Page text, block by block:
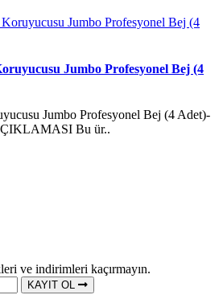
Jumbo Profesyonel Bej (4
Jumbo Profesyonel Bej (4 Adet)-
Bu ür..
ve indirimleri kaçırmayın.
KAYIT OL